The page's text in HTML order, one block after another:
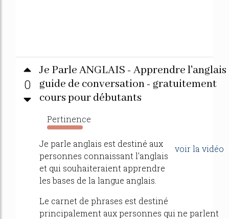
0
Je Parle ANGLAIS - Apprendre l'anglais
guide de conversation - gratuitement
cours pour débutants
Pertinence
5685%
voir la vidéo
Je parle anglais est destiné aux
personnes connaissant l'anglais
et qui souhaiteraient apprendre
les bases de la langue anglais.
Le carnet de phrases est destiné
principalement aux personnes qui ne parlent